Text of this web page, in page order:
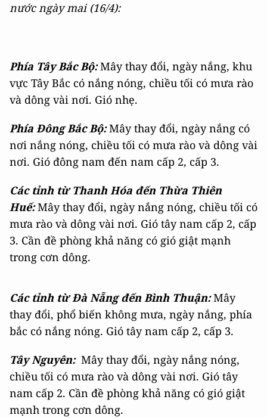
nước ngày mai (16/4):
Phía Tây Bắc Bộ:Mây thay đổi, ngày nắng, khu
vực Tây Bắc có nắng nóng, chiều tối có mưa rào
và dông vài nơi. Gió nhẹ.
Phía Đông Bắc Bộ:Mây thay đổi, ngày nắng có
nơi nắng nóng, chiều tối có mưa rào và dông vài
nơi. Gió đông nam đến nam cấp 2, cấp 3.
Các tỉnh từ Thanh Hóa đến Thừa Thiên
Huế:Mây thay đổi, ngày nắng nóng, chiều tối có
mưa rào và dông vài nơi. Gió tây nam cấp 2, cấp
3. Cần đề phòng khả năng có gió giật mạnh
trong cơn dông.
Các tỉnh từ Đà Nẵng đến Bình Thuận:Mây
thay đổi, phổ biến không mưa, ngày nắng, phía
bắc có nắng nóng. Gió tây nam cấp 2, cấp 3.
Tây Nguyên: Mây thay đổi, ngày nắng nóng,
chiều tối có mưa rào và dông vài nơi. Gió tây
nam cấp 2. Cần đề phòng khả năng có gió giật
mạnh trong cơn dông.